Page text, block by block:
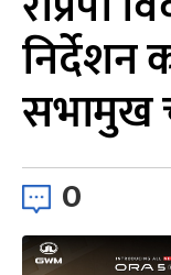
निर्देशन
सभामुख
0